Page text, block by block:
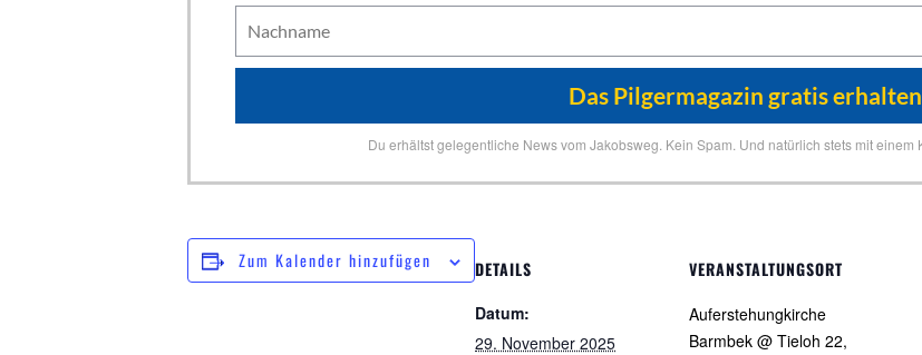
Du erhältst gelegentliche News vom Jakobsweg. Kein Spam. Und natürlich stets mit einem
Zum Kalender hinzufügen DETAILS
Datum:
29. November 2025
VERANSTALTUNGSORT
Auferstehungkirche
Barmbek @ Tieloh 22,